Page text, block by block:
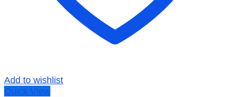
Add to wishlist
Quick View